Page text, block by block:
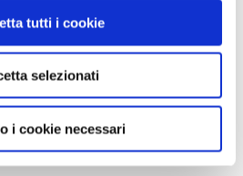
tutti i cookie
selezionati
i cookie necessari